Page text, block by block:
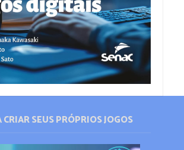
SEUS PRÓPRIOS JOGOS